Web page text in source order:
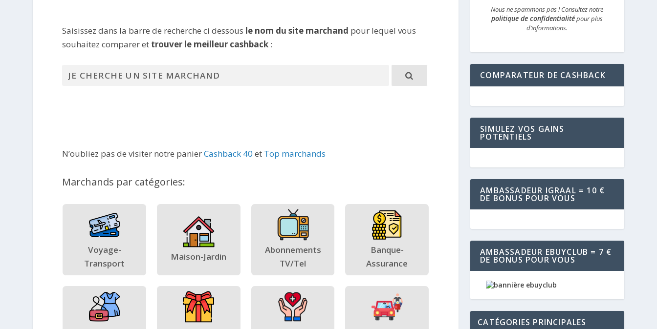
Saisissez dans la barre de recherche ci dessous le nom du site marchand pour lequel vous
souhaitez comparer et trouver le meilleur cashback :
N’oubliez pas de visiter notre panierCashback 40 et Top marchands
Marchands par catégories:
Voyage-
Transport
Maison-Jardin
Abonnements
TV/Tel
Banque-
Assurance
Nous ne spammons pas ! Consultez notre
politique de confidentialitépour plus
d’informations.
COMPARATEUR DE CASHBACK
SIMULEZ VOS GAINS
POTENTIELS
AMBASSADEUR IGRAAL = 10 €
DE BONUS POUR VOUS
AMBASSADEUR EBUYCLUB = 7 €
DE BONUS POUR VOUS
CATÉGORIES PRINCIPALES